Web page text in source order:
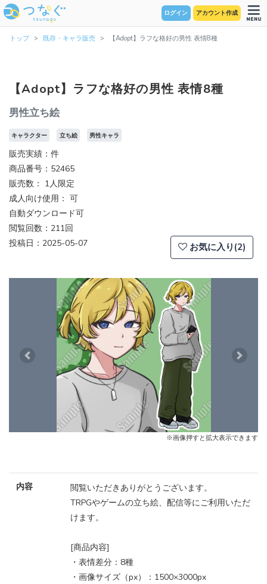
ログイン アカウント作成
トップ 既存・キャラ販売 【Adopt】ラフな格好の男性 表情8種
【Adopt】ラフな格好の男性 表情8種
男性立ち絵
キャラクター 立ち絵 男性キャラ
販売実績：件
商品番号：52465
販売数： 1人限定
成人向け使用： 可
自動ダウンロード可
閲覧回数：211回
投稿日：2025-05-07
お気に入り(2)
Previous Next
※画像押すと拡大表示できます
内容
閲覧いただきありがとうございます。
TRPGやゲームの立ち絵、配信等にご利用いただ
けます。
[商品内容]
・表情差分：8種
・画像サイズ（px）：1500×3000px